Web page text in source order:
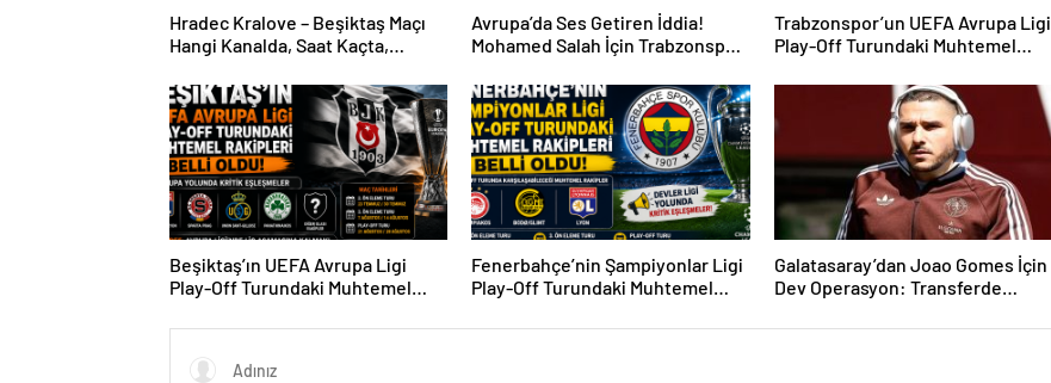
Hradec Kralove – Beşiktaş Maçı
Hangi Kanalda, Saat Kaçta,
Avrupa’da Ses Getiren İddia!
Mohamed Salah İçin Trabzonspor
Trabzonspor’un UEFA Avrupa Ligi
Play-Off Turundaki Muhtemel
Beşiktaş’ın UEFA Avrupa Ligi
Play-Off Turundaki Muhtemel
Yolunda Kritik Eşleşmeler
Fenerbahçe’nin Şampiyonlar Ligi
Play-Off Turundaki Muhtemel
Galatasaray’dan Joao Gomes İçin
Dev Operasyon: Transferde